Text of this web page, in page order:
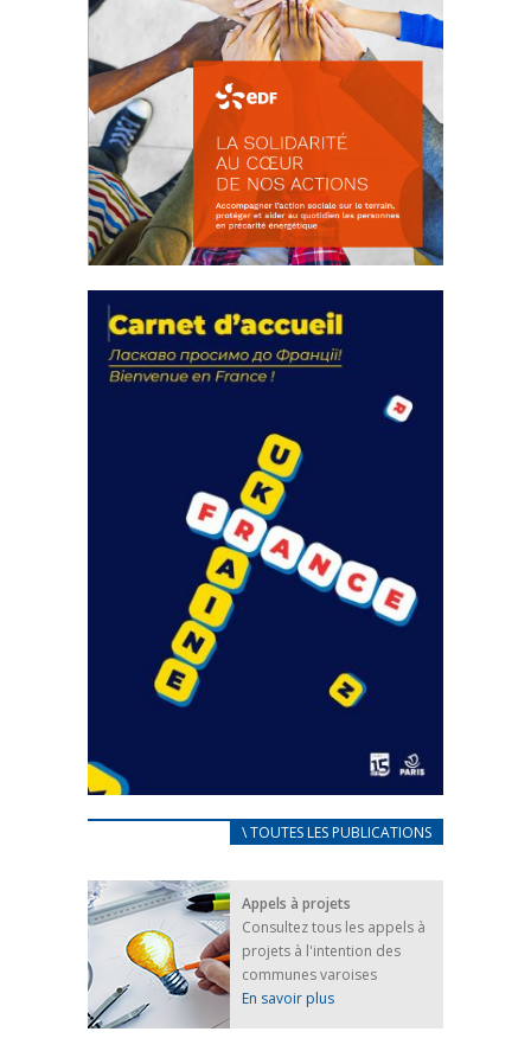
actions
18 septembre 2023
FEUILLETER
CARNET D’ACCUEIL
25 avril 2022
Afin d’accompagner au mieux les réfugiés
ukrainiens arrivés en France,...
FEUILLETER
\ TOUTES LES PUBLICATIONS
Appels à projets
Consultez tous les appels à
projets à l'intention des
communes varoises
En savoir plus